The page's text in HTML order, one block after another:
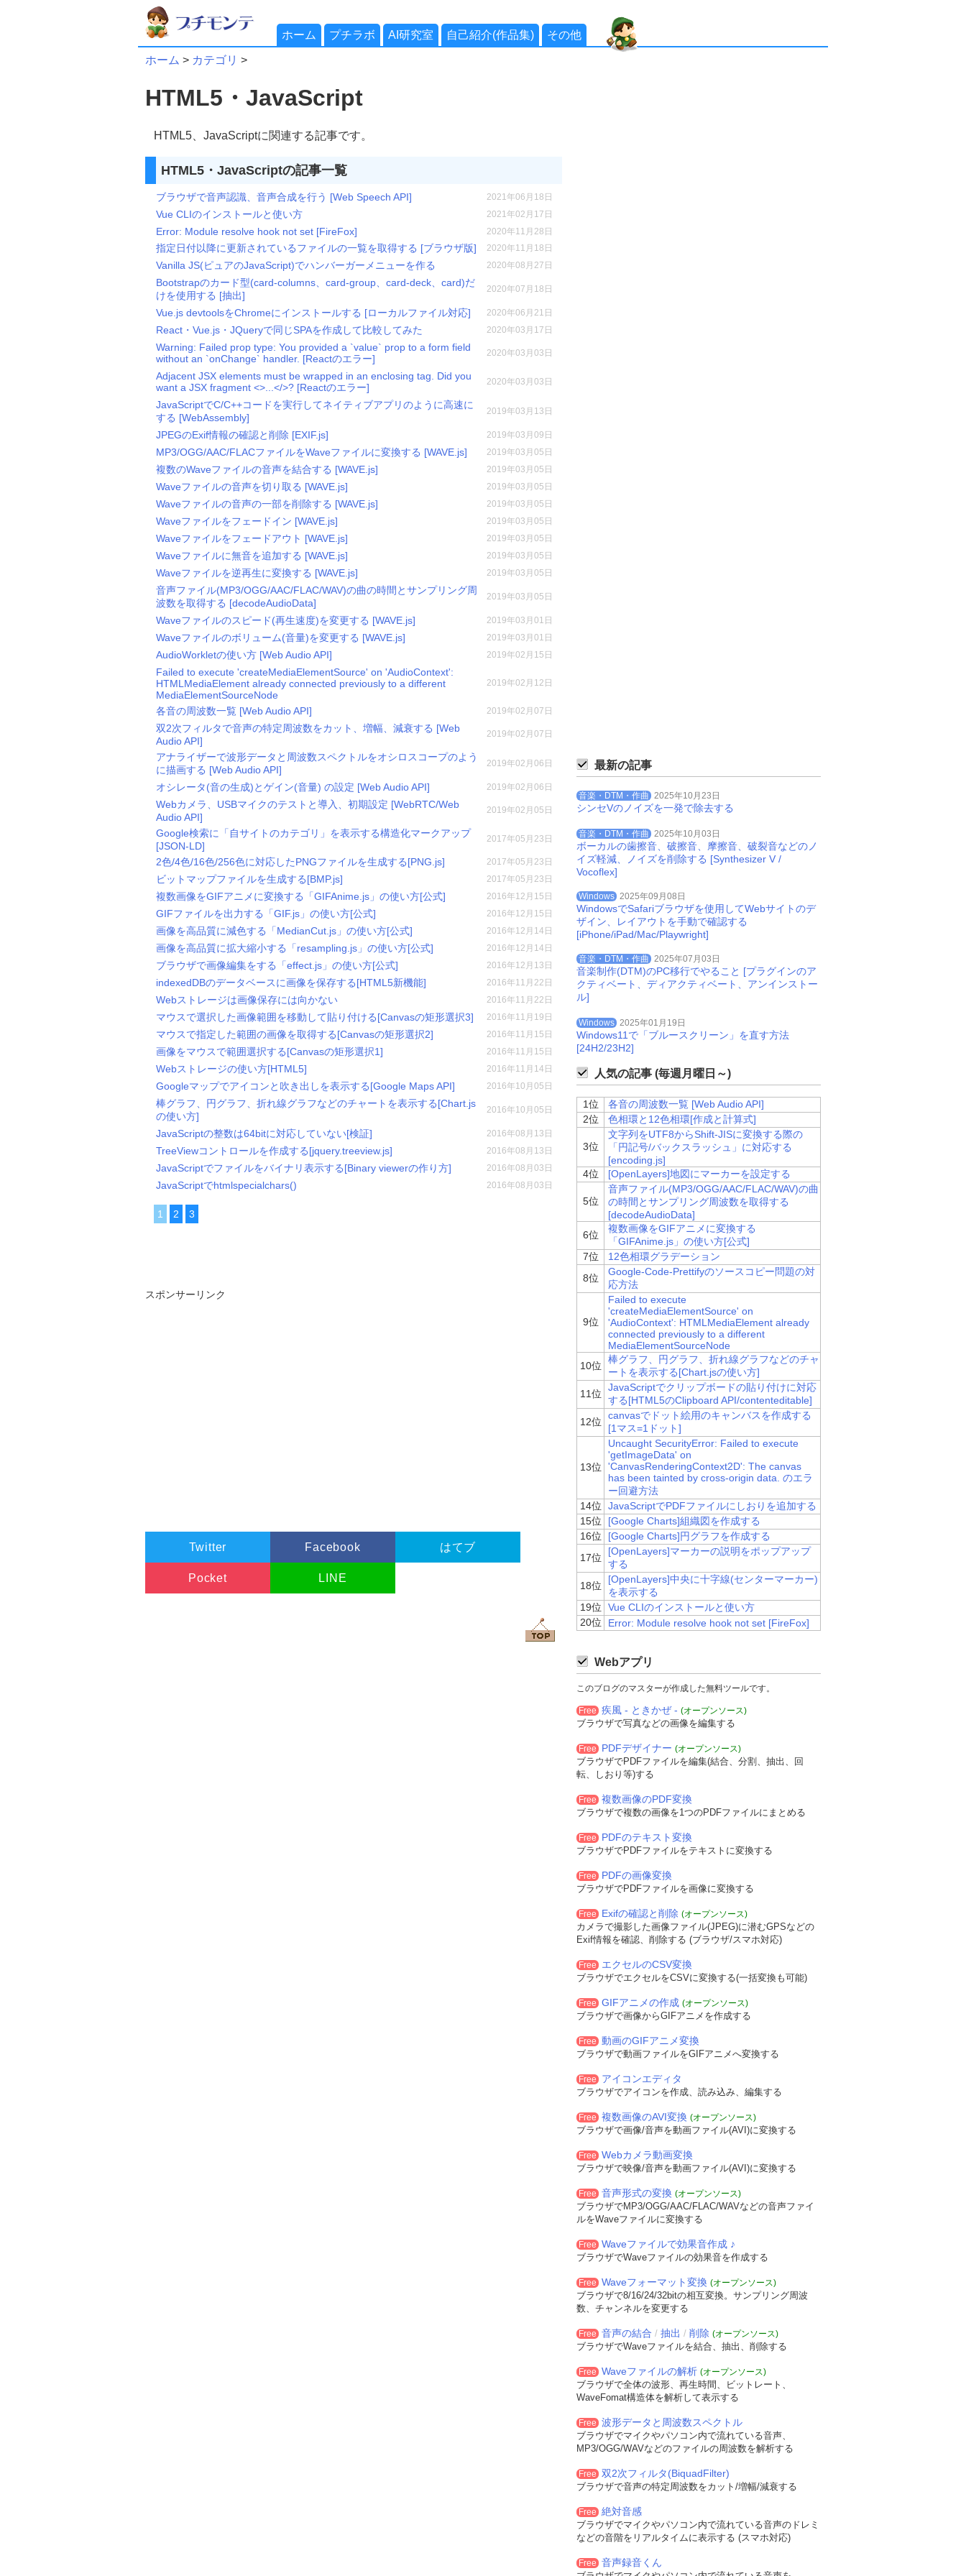
ホーム プチラボ AI研究室 自己紹介(作品集) その他
ホーム > カテゴリ >
HTML5・JavaScript
HTML5、JavaScriptに関連する記事です。
HTML5・JavaScriptの記事一覧
ブラウザで音声認識、音声合成を行う [Web Speech API] 2021年06月18日
Vue CLIのインストールと使い方 2021年02月17日
Error: Module resolve hook not set [FireFox] 2020年11月28日
指定日付以降に更新されているファイルの一覧を取得する [ブラウザ版] 2020年11月18日
Vanilla JS(ピュアのJavaScript)でハンバーガーメニューを作る 2020年08月27日
Bootstrapのカード型(card-columns、card-group、card-deck、card)だ
けを使用する [抽出]
2020年07月18日
Vue.js devtoolsをChromeにインストールする [ローカルファイル対応] 2020年06月21日
React・Vue.js・JQueryで同じSPAを作成して比較してみた 2020年03月17日
Warning: Failed prop type: You provided a `value` prop to a form field
without an `onChange` handler. [Reactのエラー]
2020年03月03日
Adjacent JSX elements must be wrapped in an enclosing tag. Did you
want a JSX fragment <>...</>? [Reactのエラー]
2020年03月03日
JavaScriptでC/C++コードを実行してネイティブアプリのように高速に
する [WebAssembly]
2019年03月13日
JPEGのExif情報の確認と削除 [EXIF.js] 2019年03月09日
MP3/OGG/AAC/FLACファイルをWaveファイルに変換する [WAVE.js] 2019年03月05日
複数のWaveファイルの音声を結合する [WAVE.js] 2019年03月05日
Waveファイルの音声を切り取る [WAVE.js] 2019年03月05日
Waveファイルの音声の一部を削除する [WAVE.js] 2019年03月05日
Waveファイルをフェードイン [WAVE.js] 2019年03月05日
Waveファイルをフェードアウト [WAVE.js] 2019年03月05日
Waveファイルに無音を追加する [WAVE.js] 2019年03月05日
Waveファイルを逆再生に変換する [WAVE.js] 2019年03月05日
音声ファイル(MP3/OGG/AAC/FLAC/WAV)の曲の時間とサンプリング周
波数を取得する [decodeAudioData]
2019年03月05日
Waveファイルのスピード(再生速度)を変更する [WAVE.js] 2019年03月01日
Waveファイルのボリューム(音量)を変更する [WAVE.js] 2019年03月01日
AudioWorkletの使い方 [Web Audio API] 2019年02月15日
Failed to execute 'createMediaElementSource' on 'AudioContext':
HTMLMediaElement already connected previously to a different
MediaElementSourceNode
2019年02月12日
各音の周波数一覧 [Web Audio API] 2019年02月07日
双2次フィルタで音声の特定周波数をカット、増幅、減衰する [Web
Audio API]
2019年02月07日
アナライザーで波形データと周波数スペクトルをオシロスコープのよう
に描画する [Web Audio API]
2019年02月06日
オシレータ(音の生成)とゲイン(音量) の設定 [Web Audio API] 2019年02月06日
Webカメラ、USBマイクのテストと導入、初期設定 [WebRTC/Web
Audio API]
2019年02月05日
Google検索に「自サイトのカテゴリ」を表示する構造化マークアップ
[JSON-LD]
2017年05月23日
2色/4色/16色/256色に対応したPNGファイルを生成する[PNG.js] 2017年05月23日
ビットマップファイルを生成する[BMP.js] 2017年05月23日
複数画像をGIFアニメに変換する「GIFAnime.js」の使い方[公式] 2016年12月15日
GIFファイルを出力する「GIF.js」の使い方[公式] 2016年12月15日
画像を高品質に減色する「MedianCut.js」の使い方[公式] 2016年12月14日
画像を高品質に拡大縮小する「resampling.js」の使い方[公式] 2016年12月14日
ブラウザで画像編集をする「effect.js」の使い方[公式] 2016年12月13日
indexedDBのデータベースに画像を保存する[HTML5新機能] 2016年11月22日
Webストレージは画像保存には向かない 2016年11月22日
マウスで選択した画像範囲を移動して貼り付ける[Canvasの矩形選択3] 2016年11月19日
マウスで指定した範囲の画像を取得する[Canvasの矩形選択2] 2016年11月15日
画像をマウスで範囲選択する[Canvasの矩形選択1] 2016年11月15日
Webストレージの使い方[HTML5] 2016年11月14日
Googleマップでアイコンと吹き出しを表示する[Google Maps API] 2016年10月05日
棒グラフ、円グラフ、折れ線グラフなどのチャートを表示する[Chart.js
の使い方]
2016年10月05日
JavaScriptの整数は64bitに対応していない[検証] 2016年08月13日
TreeViewコントロールを作成する[jquery.treeview.js] 2016年08月13日
JavaScriptでファイルをバイナリ表示する[Binary viewerの作り方] 2016年08月03日
JavaScriptでhtmlspecialchars() 2016年08月03日
1 2 3
スポンサーリンク
Twitter Facebook はてブ
Pocket LINE
最新の記事
音楽・DTM・作曲 2025年10月23日
シンセVのノイズを一発で除去する
音楽・DTM・作曲 2025年10月03日
ボーカルの歯擦音、破擦音、摩擦音、破裂音などのノ
イズ軽減、ノイズを削除する [Synthesizer V /
Vocoflex]
Windows 2025年09月08日
WindowsでSafariブラウザを使用してWebサイトのデ
ザイン、レイアウトを手動で確認する
[iPhone/iPad/Mac/Playwright]
音楽・DTM・作曲 2025年07月03日
音楽制作(DTM)のPC移行でやること [プラグインのア
クティベート、ディアクティベート、アンインストー
ル]
Windows 2025年01月19日
Windows11で「ブルースクリーン」を直す方法
[24H2/23H2]
人気の記事 (毎週月曜日～)
1位
各音の周波数一覧 [Web Audio API]
2位
色相環と12色相環[作成と計算式]
3位
文字列をUTF8からShift-JISに変換する際の
「円記号/バックスラッシュ」に対応する
[encoding.js]
4位
[OpenLayers]地図にマーカーを設定する
5位
音声ファイル(MP3/OGG/AAC/FLAC/WAV)の曲
の時間とサンプリング周波数を取得する
[decodeAudioData]
6位
複数画像をGIFアニメに変換する
「GIFAnime.js」の使い方[公式]
7位
12色相環グラデーション
8位
Google-Code-Prettifyのソースコピー問題の対
応方法
9位
Failed to execute
'createMediaElementSource' on
'AudioContext': HTMLMediaElement already
connected previously to a different
MediaElementSourceNode
10位
棒グラフ、円グラフ、折れ線グラフなどのチャ
ートを表示する[Chart.jsの使い方]
11位
JavaScriptでクリップボードの貼り付けに対応
する[HTML5のClipboard API/contenteditable]
12位
canvasでドット絵用のキャンバスを作成する
[1マス=1ドット]
13位
Uncaught SecurityError: Failed to execute
'getImageData' on
'CanvasRenderingContext2D': The canvas
has been tainted by cross-origin data. のエラ
ー回避方法
14位
JavaScriptでPDFファイルにしおりを追加する
15位
[Google Charts]組織図を作成する
16位
[Google Charts]円グラフを作成する
17位
[OpenLayers]マーカーの説明をポップアップ
する
18位
[OpenLayers]中央に十字線(センターマーカー)
を表示する
19位
Vue CLIのインストールと使い方
20位
Error: Module resolve hook not set [FireFox]
Webアプリ
このブログのマスターが作成した無料ツールです。
Free 疾風 - ときかぜ - (オープンソース)
ブラウザで写真などの画像を編集する
Free PDFデザイナー (オープンソース)
ブラウザでPDFファイルを編集(結合、分割、抽出、回
転、しおり等)する
Free 複数画像のPDF変換
ブラウザで複数の画像を1つのPDFファイルにまとめる
Free PDFのテキスト変換
ブラウザでPDFファイルをテキストに変換する
Free PDFの画像変換
ブラウザでPDFファイルを画像に変換する
Free Exifの確認と削除 (オープンソース)
カメラで撮影した画像ファイル(JPEG)に潜むGPSなどの
Exif情報を確認、削除する (ブラウザ/スマホ対応)
Free エクセルのCSV変換
ブラウザでエクセルをCSVに変換する(一括変換も可能)
Free GIFアニメの作成 (オープンソース)
ブラウザで画像からGIFアニメを作成する
Free 動画のGIFアニメ変換
ブラウザで動画ファイルをGIFアニメへ変換する
Free アイコンエディタ
ブラウザでアイコンを作成、読み込み、編集する
Free 複数画像のAVI変換 (オープンソース)
ブラウザで画像/音声を動画ファイル(AVI)に変換する
Free Webカメラ動画変換
ブラウザで映像/音声を動画ファイル(AVI)に変換する
Free 音声形式の変換 (オープンソース)
ブラウザでMP3/OGG/AAC/FLAC/WAVなどの音声ファイ
ルをWaveファイルに変換する
Free Waveファイルで効果音作成 ♪
ブラウザでWaveファイルの効果音を作成する
Free Waveフォーマット変換 (オープンソース)
ブラウザで8/16/24/32bitの相互変換。サンプリング周波
数、チャンネルを変更する
Free 音声の結合 / 抽出 / 削除 (オープンソース)
ブラウザでWaveファイルを結合、抽出、削除する
Free Waveファイルの解析 (オープンソース)
ブラウザで全体の波形、再生時間、ビットレート、
WaveFomat構造体を解析して表示する
Free 波形データと周波数スペクトル
ブラウザでマイクやパソコン内で流れている音声、
MP3/OGG/WAVなどのファイルの周波数を解析する
Free 双2次フィルタ(BiquadFilter)
ブラウザで音声の特定周波数をカット/増幅/減衰する
Free 絶対音感
ブラウザでマイクやパソコン内で流れている音声のドレミ
などの音階をリアルタイムに表示する (スマホ対応)
Free 音声録音くん